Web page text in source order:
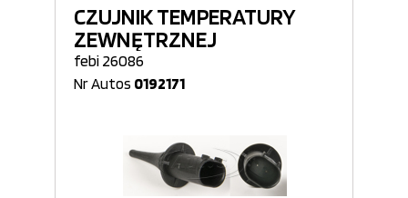
CZUJNIK TEMPERATURY
ZEWNĘTRZNEJ
febi 26086
Nr Autos 0192171